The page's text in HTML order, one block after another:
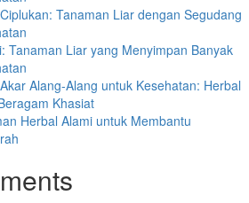
Tanaman Liar dengan Segudang
Tanaman Liar yang Menyimpan Banyak
Alang-Alang untuk Kesehatan: Herbal
Khasiat
Herbal Alami untuk Membantu